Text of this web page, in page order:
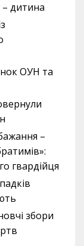
– дитина
ОУН та
–
гвардійця
збори